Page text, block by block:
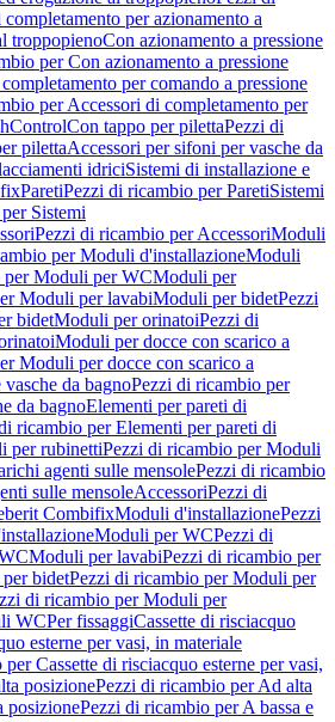
per azionamento a
troppopienoCon azionamento a pressione
per Con azionamento a pressione
per comando a pressione
per Accessori di completamento per
Con tappo per pilettaPezzi di
pilettaAccessori per sifoni per vasche da
idriciSistemi di installazione e
ParetiPezzi di ricambio per ParetiSistemi
Sistemi
Pezzi di ricambio per AccessoriModuli
per Moduli d'installazioneModuli
per Moduli per WCModuli per
Moduli per lavabiModuli per bidetPezzi
bidetModuli per orinatoiPezzi di
Moduli per docce con scarico a
Moduli per docce con scarico a
da bagnoPezzi di ricambio per
da bagnoElementi per pareti di
ricambio per Elementi per pareti di
per rubinettiPezzi di ricambio per Moduli
agenti sulle mensolePezzi di ricambio
sulle mensoleAccessoriPezzi di
CombifixModuli d'installazionePezzi
Moduli per WCPezzi di
Moduli per lavabiPezzi di ricambio per
bidetPezzi di ricambio per Moduli per
di ricambio per Moduli per
WCPer fissaggiCassette di risciacquo
esterne per vasi, in materiale
Cassette di risciacquo esterne per vasi,
posizionePezzi di ricambio per Ad alta
posizionePezzi di ricambio per A bassa e